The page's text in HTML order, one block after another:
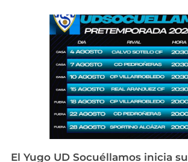
El Yugo UD Socuéllamos inicia su